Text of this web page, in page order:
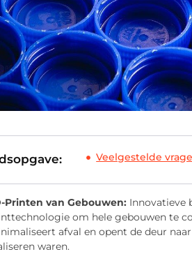
Veelgestelde
Printen van Gebouwen:Innovatieve
om hele gebouwen te
afval en opent de deur
waren.